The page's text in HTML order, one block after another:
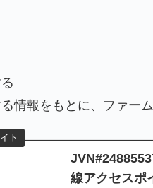
情報をもとに、ファー
線アクセスポ